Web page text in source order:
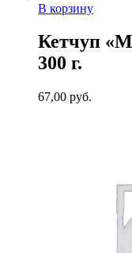
В корзину
Кетчуп
300 г.
67,00 руб.